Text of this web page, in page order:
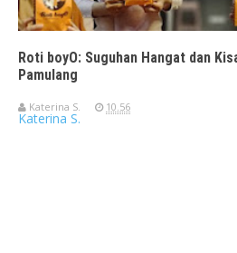
Roti boyO: Suguhan Hangat dan
Pamulang
Katerina S. 10.56
Katerina S.